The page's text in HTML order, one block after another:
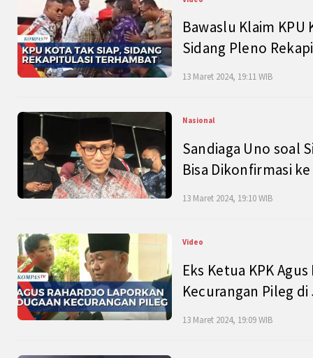
Bawaslu Klaim
Sidang Pleno
13 Maret 2024, 19:11 WIB
Nasional
Sandiaga Uno soal
Bisa Dikonfirmasi
13 Maret 2024, 19:10 WIB
Video
Eks Ketua KPK
Kecurangan Pileg
13 Maret 2024, 19:09 WIB